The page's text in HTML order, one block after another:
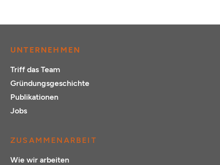
UNTERNEHMEN
Triff das Team
Gründungsgeschichte
Publikationen
Jobs
ZUSAMMENARBEIT
Wie wir arbeiten